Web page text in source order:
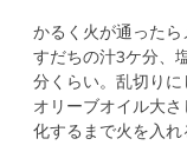
かるく火が通ったら
すだちの汁3ケ分、
分くらい。乱切りに
オリーブオイル大
化するまで火を入れ